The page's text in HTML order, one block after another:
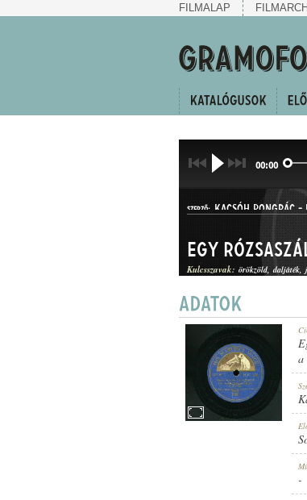
FILMALAP
00:00
SZERZŐ: KACSÓH PONGRÁC -
1946 KÖRÜL
Egy
Kulcsszavak: örökzöld daljáték
a
-